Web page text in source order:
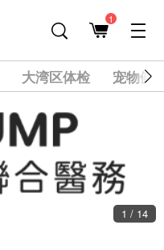
1
大湾区体检 宠物健
1 / 14